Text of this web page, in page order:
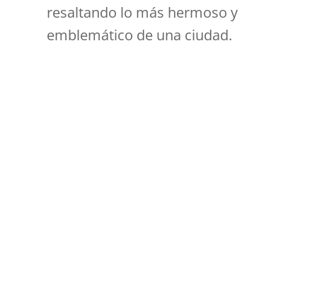
resaltando lo más hermoso y
emblemático de una ciudad.